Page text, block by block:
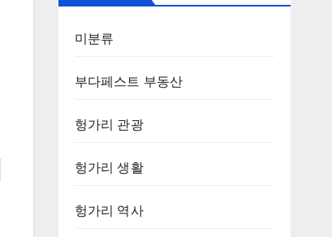
미분류
부다페스트 부동산
헝가리 관광
헝가리 생활
헝가리 역사